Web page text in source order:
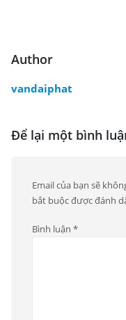
Author
vandaiphat
Để lại một bình
Email của bạn sẽ
bắt buộc được đánh
Bình luận *